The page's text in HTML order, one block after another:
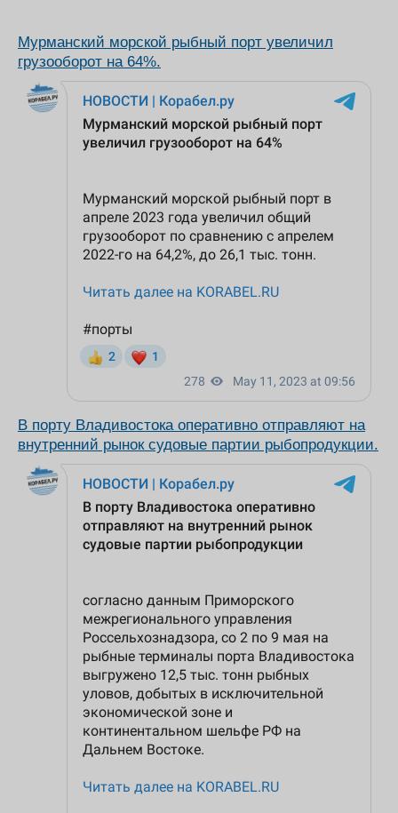
Мурманский морской рыбный порт увеличил
грузооборот на 64%.
В порту Владивостока оперативно отправляют на
внутренний рынок судовые партии рыбопродукции.